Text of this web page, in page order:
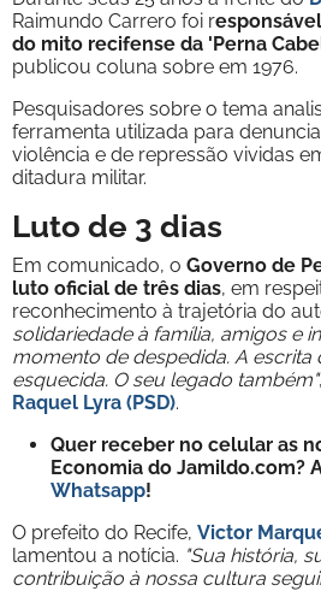
Raimundo Carrero foi r
do mito recifense da 'Perna
publicou coluna sobre em 1976.
Pesquisadores sobre o tema
ferramenta utilizada para
violência e de repressão vividas
ditadura militar.
Luto de 3 dias
Em comunicado, o Governo de
luto oficial de três dias, em
reconhecimento à trajetória do
solidariedade à família, amigos e
momento de despedida. A escrita
esquecida. O seu legado também"
Raquel Lyra (PSD).
Quer receber no celular as
Economia do Jamildo.com?
Whatsapp!
O prefeito do Recife, Victor
lamentou a notícia. "Sua história,
contribuição à nossa cultura